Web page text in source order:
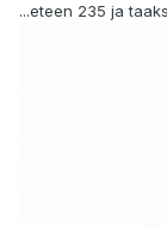
...eteen 235 ja